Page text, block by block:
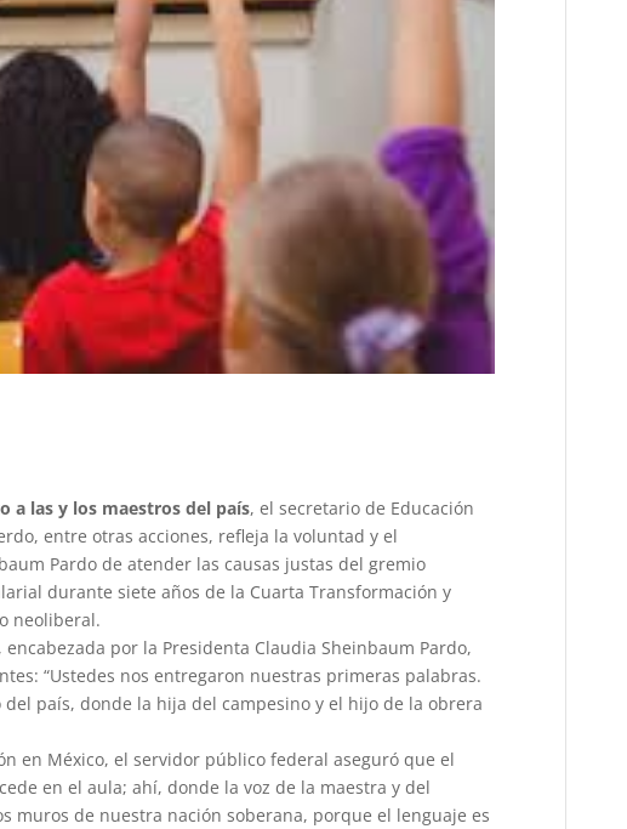
a las y los maestros del país, el secretario de Educación
entre otras acciones, refleja la voluntad y el
Pardo de atender las causas justas del gremio
durante siete años de la Cuarta Transformación y
neoliberal.
, encabezada por la Presidenta Claudia Sheinbaum Pardo,
“Ustedes nos entregaron nuestras primeras palabras.
país, donde la hija del campesino y el hijo de la obrera
en México, el servidor público federal aseguró que el
en el aula; ahí, donde la voz de la maestra y del
muros de nuestra nación soberana, porque el lenguaje es